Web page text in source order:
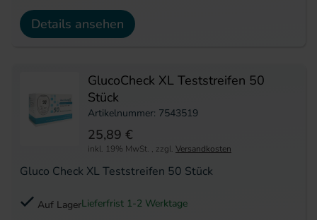
Details ansehen
GlucoCheck XL Teststreifen 50
Stück
Artikelnummer: 7543519
Gluco Check XL Teststreifen 50 Stück
25,89 €
inkl. 19% MwSt. , zzgl. Versandkosten
Auf LagerLieferfrist 1-2 Werktage